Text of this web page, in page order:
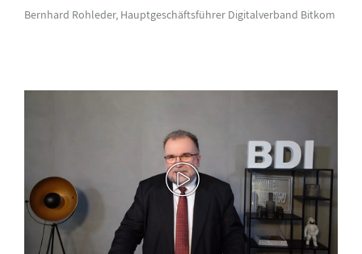
Bernhard Rohleder, Hauptgeschäftsführer Digitalverband Bitkom